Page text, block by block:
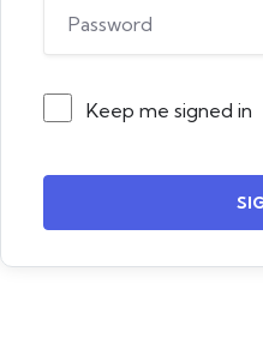
Keep me signed in